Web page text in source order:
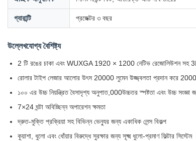
গ্যারান্টি প্রজেক্টর ৩ বছর
উল্লেখযোগ্য বৈশিষ্ট্য
2 টি রঙের চাকা এবং WUXGA 1920 × 1200 নেটিভ রেজোলিউশন সহ
রোলার টাইপ লেজার আলোর উৎস 20000 লুমেন উজ্জ্বলতা প্রদান করে 20000
১০০ এর উচ্চ নিয়ন্ত্রিত বৈসাদৃশ্য অনুপাত,000উচ্চতর স্পষ্টতা এবং উচ্চ সংজ্ঞা
7×24 ঘন্টা অবিচ্ছিন্ন অপারেশন ক্ষমতা
দ্রুত-মুক্তি প্রক্রিয়া সহ বিভিন্ন ভেন্যুর জন্য একাধিক লেন্স বিকল্প
কুয়াশা, ধুলো এবং ধোঁয়ার বিরুদ্ধে সুরক্ষার জন্য সূক্ষ্ম ধুলো-প্রমাণ ফিল্টার সিস্টেম